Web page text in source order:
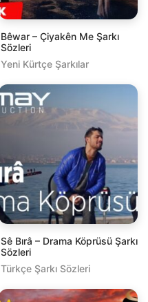
Bêwar – Çiyakên Me Şarkı
Sözleri
Yeni Kürtçe Şarkılar
Sê Bırâ – Drama Köprüsü Şarkı
Sözleri
Türkçe Şarkı Sözleri